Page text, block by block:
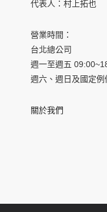
代表人：村上拓也
營業時間：
台北總公司
週一至週五
週六、週日及國定例
關於我們